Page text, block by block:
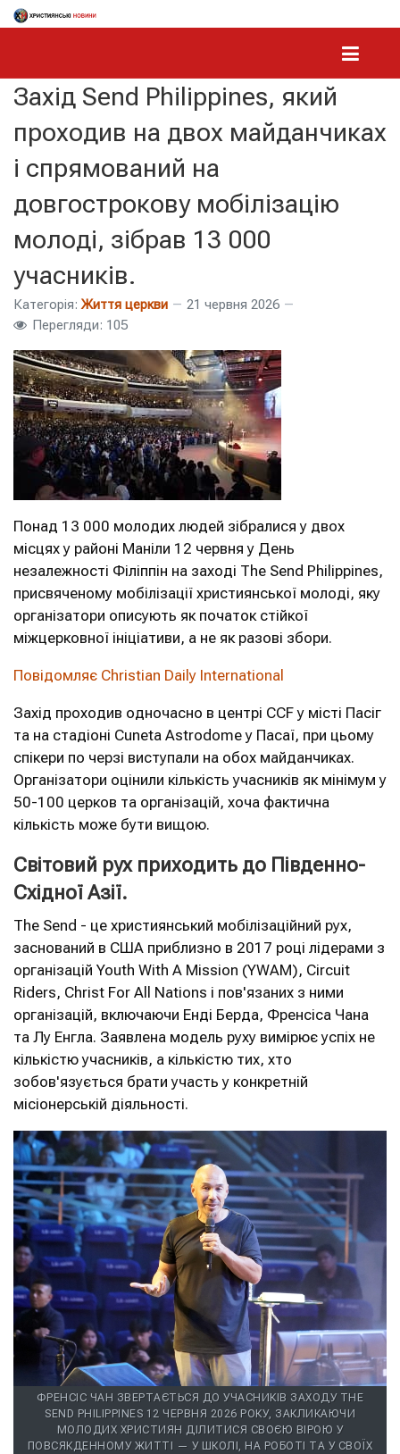
Захід Send Philippines, який
проходив на двох майданчиках
і спрямований на
довгострокову мобілізацію
молоді, зібрав 13 000
учасників.
Категорія: Життя церкви
21 червня 2026
Перегляди: 105
Понад 13 000 молодих людей зібралися у двох
місцях у районі Маніли 12 червня у День
незалежності Філіппін на заході The Send Philippines,
присвяченому мобілізації християнської молоді, яку
організатори описують як початок стійкої
міжцерковної ініціативи, а не як разові збори.
Повідомляє Christian Daily International
Захід проходив одночасно в центрі CCF у місті Пасіг
та на стадіоні Cuneta Astrodome у Пасаї, при цьому
спікери по черзі виступали на обох майданчиках.
Організатори оцінили кількість учасників як мінімум у
50-100 церков та організацій, хоча фактична
кількість може бути вищою.
Світовий рух приходить до Південно-
Східної Азії.
The Send - це християнський мобілізаційний рух,
заснований в США приблизно в 2017 році лідерами з
організацій Youth With A Mission (YWAM), Circuit
Riders, Christ For All Nations і пов'язаних з ними
організацій, включаючи Енді Берда, Френсіса Чана
та Лу Енгла. Заявлена ​​модель руху вимірює успіх не
кількістю учасників, а кількістю тих, хто
зобов'язується брати участь у конкретній
місіонерській діяльності.
ФРЕНСІС ЧАН ЗВЕРТАЄТЬСЯ ДО УЧАСНИКІВ ЗАХОДУ THE
SEND PHILIPPINES 12 ЧЕРВНЯ 2026 РОКУ, ЗАКЛИКАЮЧИ
МОЛОДИХ ХРИСТИЯН ДІЛИТИСЯ СВОЄЮ ВІРОЮ У
ПОВСЯКДЕННОМУ ЖИТТІ — У ШКОЛІ, НА РОБОТІ ТА У СВОЇХ